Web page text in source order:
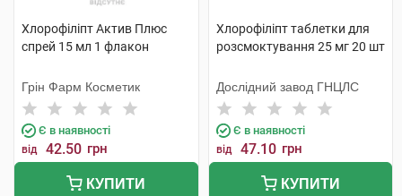
Хлорофіліпт Актив Плюс
спрей 15 мл 1 флакон
Грін Фарм Косметик
Є в наявності
від 42.50 грн
КУПИТИ
Хлорофіліпт таблетки для
розсмоктування 25 мг 20 шт
Дослідний завод ГНЦЛС
Є в наявності
від 47.10 грн
КУПИТИ